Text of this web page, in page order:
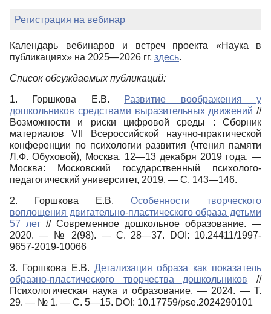
Регистрация на вебинар
Календарь вебинаров и встреч проекта «Наука в
публикациях» на 2025—2026 гг. здесь.
Список обсуждаемых публикаций:
1. Горшкова Е.В.
Развитие воображения у
дошкольников средствами выразительных движений //
Возможности и риски цифровой среды : Сборник
материалов VII Всероссийской научно-практической
конференции по психологии развития (чтения памяти
Л.Ф. Обуховой), Москва, 12—13 декабря 2019 года. —
Москва: Московский государственный психолого-
педагогический университет, 2019. — С. 143—146.
2. Горшкова Е.В. Особенности творческого
воплощения двигательно-пластического образа детьми
57 лет // Современное дошкольное образование. —
2020. — № 2(98). — С. 28—37. DOI: 10.24411/1997-
9657-2019-10066
3. Горшкова Е.В. Детализация образа как показатель
образно-пластического творчества дошкольников //
Психологическая наука и образование. — 2024. — Т.
29. — № 1. — С. 5—15. DOI: 10.17759/pse.2024290101